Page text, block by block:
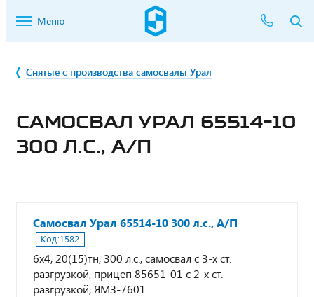
Меню
Снятые с производства самосвалы Урал
САМОСВАЛ УРАЛ 65514-10
300 Л.С., А/П
Самосвал Урал 65514-10 300 л.с., А/П
Код:1582
6х4, 20(15)тн, 300 л.с., самосвал с 3-х ст.
разгрузкой, прицеп 85651-01 с 2-х ст.
разгрузкой, ЯМЗ-7601